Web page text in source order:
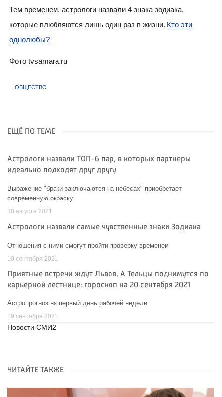
Тем временем, астрологи назвали 4 знака зодиака,
которые влюбляются лишь один раз в жизни. Кто эти
однолюбы?
Фото tvsamara.ru
ОБЩЕСТВО
ЕЩЁ ПО ТЕМЕ
Астрологи назвали ТОП-6 пар, в которых партнеры
идеально подходят друг другу
Выражение "браки заключаются на небесах" приобретает
современную окраску
30 августа 2021
Астрологи назвали самые чувственные знаки Зодиака
Отношения с ними смогут пройти проверку временем
10 сентября 2021
Приятные встречи ждут Львов, А Тельцы поднимутся по
карьерной лестнице: гороскоп на 20 сентября 2021
Астропрогноз на первый день рабочей недели
19 сентября 2021
Новости СМИ2
ЧИТАЙТЕ ТАКЖЕ